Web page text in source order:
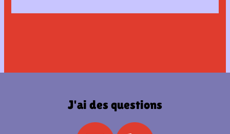
J'ai des questions